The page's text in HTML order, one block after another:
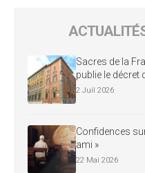
Sacres de la
publie le décret
2 Juil 2026
Confidences
ami »
22 Mai 2026